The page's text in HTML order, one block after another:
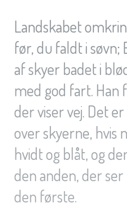
Landskabet
før, du faldt i
af skyer badet i
med god fart. Han
der viser vej. Det
over skyerne, hvis
hvidt og blåt, og
den anden, der
den første.